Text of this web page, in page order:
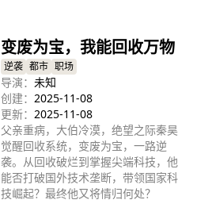
变废为宝，我能回收万物
逆袭 都市 职场
导演： 未知
创建： 2025-11-08
更新： 2025-11-08
父亲重病，大伯冷漠，绝望之际秦昊
觉醒回收系统，变废为宝，一路逆
袭。从回收破烂到掌握尖端科技，他
能否打破国外技术垄断，带领国家科
技崛起？最终他又将情归何处？